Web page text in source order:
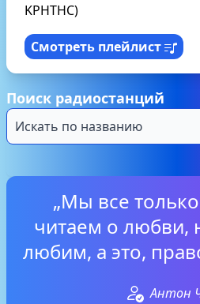
KPHTHC)
Смотреть плейлист
Поиск радиостанций
„Мы все
читаем о любви,
любим, а это,
Антон